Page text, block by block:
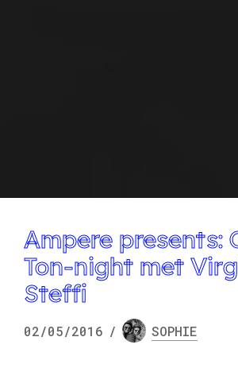
Ampere presents:
Ton-night met
Steffi
02/05/2016 / SOPHIE